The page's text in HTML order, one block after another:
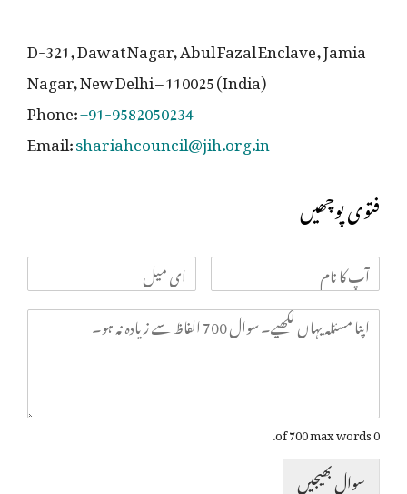
D-321, Dawat Nagar, Abul Fazal Enclave, Jamia
Nagar, New Delhi – 110025 (India)
Phone:+91-9582050234
Email:shariahcouncil@jih.org.in
فتوی پوچھیں
0 of 700 max words.
سوال بھیجیں